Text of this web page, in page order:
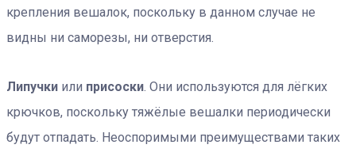
крепления вешалок, поскольку в данном случае не
видны ни саморезы, ни отверстия.
Липучки или присоски . Они используются для лёгких
крючков, поскольку тяжёлые вешалки периодически
будут отпадать. Неоспоримыми преимуществами таких